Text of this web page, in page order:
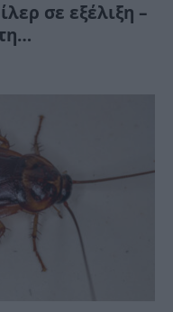
σε εξέλιξη –